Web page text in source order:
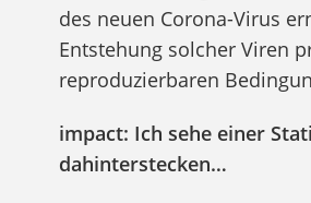
des neuen Corona-Virus
Entstehung solcher Viren
reproduzierbaren
impact: Ich sehe einer
dahinterstecken…